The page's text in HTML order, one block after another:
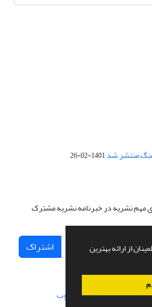
از ارائه بهترین
1401-02-26
مهم نشریه در خبرنامه نشریه مشترک
اشتراک
طراحی و پیاده سازی از سیناوب